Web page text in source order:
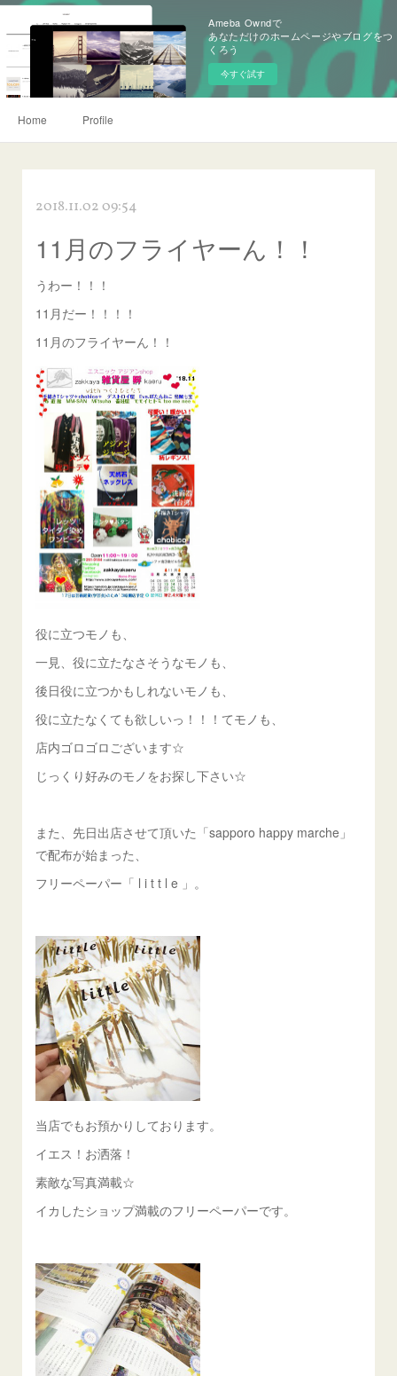
Ameba Owndで
あなただけのホームページやブログをつ
くろう
今すぐ試す
Home Profile
2018.11.02 09:54
11月のフライヤーん！！
うわー！！！
11月だー！！！！
11月のフライヤーん！！
役に立つモノも、
一見、役に立たなさそうなモノも、
後日役に立つかもしれないモノも、
役に立たなくても欲しいっ！！！てモノも、
店内ゴロゴロございます☆
じっくり好みのモノをお探し下さい☆
また、先日出店させて頂いた「sapporo happy marche」
で配布が始まった、
フリーペーパー「 l i t t l e 」。
当店でもお預かりしております。
イエス！お洒落！
素敵な写真満載☆
イカしたショップ満載のフリーペーパーです。